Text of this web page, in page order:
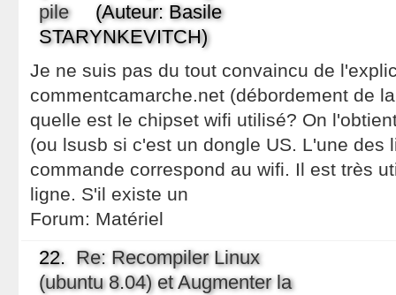
pile
(Auteur: Basile
STARYNKEVITCH)
Je ne suis pas du tout convaincu de
commentcamarche.net (débordement de
quelle est le chipset wifi utilisé? On
(ou lsusb si c'est un dongle US. L'une des
commande correspond au wifi. Il est très
ligne. S'il existe un
Forum: Matériel
22. Re: Recompiler Linux
(ubuntu 8.04) et Augmenter la